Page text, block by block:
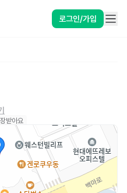
로그인/가입
받아요